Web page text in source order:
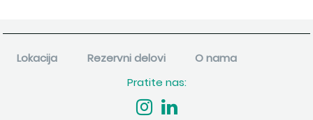
Lokacija Rezervni delovi
O nama
Pratite nas: